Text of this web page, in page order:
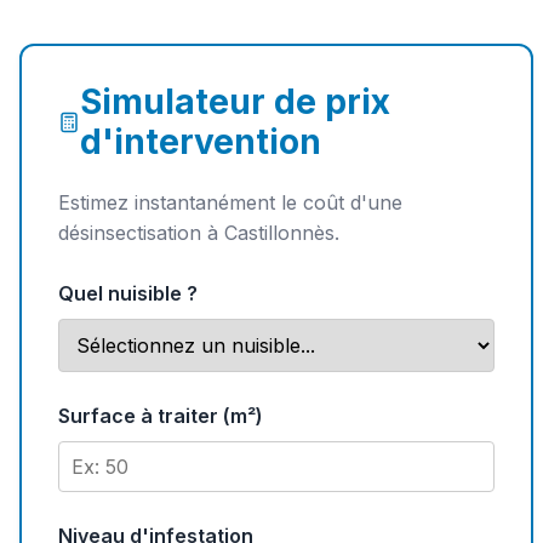
Simulateur de prix
d'intervention
Estimez instantanément le coût d'une
désinsectisation à Castillonnès.
Quel nuisible ?
Surface à traiter (m²)
Niveau d'infestation